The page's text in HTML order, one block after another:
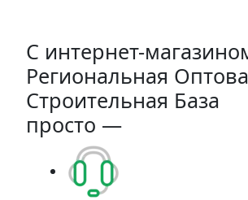
C интернет-
Региональная
Строительная База
просто —